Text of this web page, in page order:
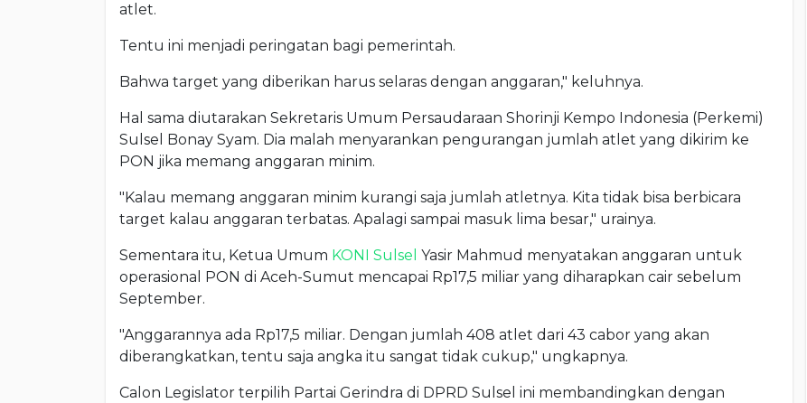
atlet.
Tentu ini menjadi peringatan bagi pemerintah.
Bahwa target yang diberikan harus selaras dengan anggaran," keluhnya.
Hal sama diutarakan Sekretaris Umum Persaudaraan Shorinji Kempo Indonesia (Perkemi)
Sulsel Bonay Syam. Dia malah menyarankan pengurangan jumlah atlet yang dikirim ke
PON jika memang anggaran minim.
"Kalau memang anggaran minim kurangi saja jumlah atletnya. Kita tidak bisa berbicara
target kalau anggaran terbatas. Apalagi sampai masuk lima besar," urainya.
Sementara itu, Ketua Umum KONI Sulsel Yasir Mahmud menyatakan anggaran untuk
operasional PON di Aceh-Sumut mencapai Rp17,5 miliar yang diharapkan cair sebelum
September.
"Anggarannya ada Rp17,5 miliar. Dengan jumlah 408 atlet dari 43 cabor yang akan
diberangkatkan, tentu saja angka itu sangat tidak cukup," ungkapnya.
Calon Legislator terpilih Partai Gerindra di DPRD Sulsel ini membandingkan dengan